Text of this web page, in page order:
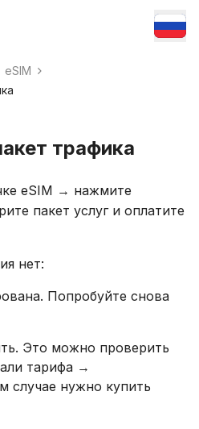
eSIM
трафика
eSIM → нажмите
пакет услуг и оплатите
нет:
Попробуйте снова
Это можно проверить
тарифа →
нужно купить